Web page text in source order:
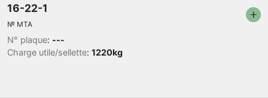
N° plaque: ---
Charge utile/sellette: 1220kg
16-22-1
№ MTA